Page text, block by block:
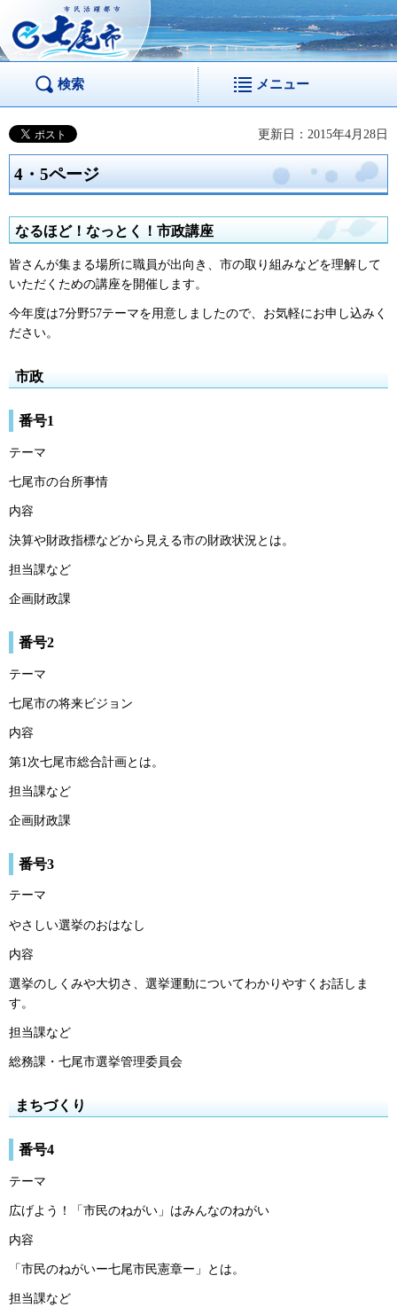
市民活躍都市 七尾
市
検索 メニュー
更新日：2015年4月28日
4・5ページ
なるほど！なっとく！市政講座
皆さんが集まる場所に職員が出向き、市の取り組みなどを理解して
いただくための講座を開催します。
今年度は7分野57テーマを用意しましたので、お気軽にお申し込みく
ださい。
市政
番号1
テーマ
七尾市の台所事情
内容
決算や財政指標などから見える市の財政状況とは。
担当課など
企画財政課
番号2
テーマ
七尾市の将来ビジョン
内容
第1次七尾市総合計画とは。
担当課など
企画財政課
番号3
テーマ
やさしい選挙のおはなし
内容
選挙のしくみや大切さ、選挙運動についてわかりやすくお話しま
す。
担当課など
総務課・七尾市選挙管理委員会
まちづくり
番号4
テーマ
広げよう！「市民のねがい」はみんなのねがい
内容
「市民のねがいー七尾市民憲章ー」とは。
担当課など